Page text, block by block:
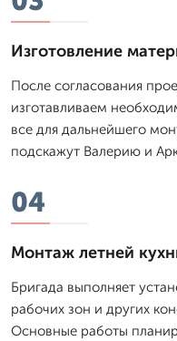
Изготовление
После согласования
изготавливаем
все для дальнейшего
подскажут Валерию и
04
Монтаж летней
Бригада выполняет
рабочих зон и других
Основные работы